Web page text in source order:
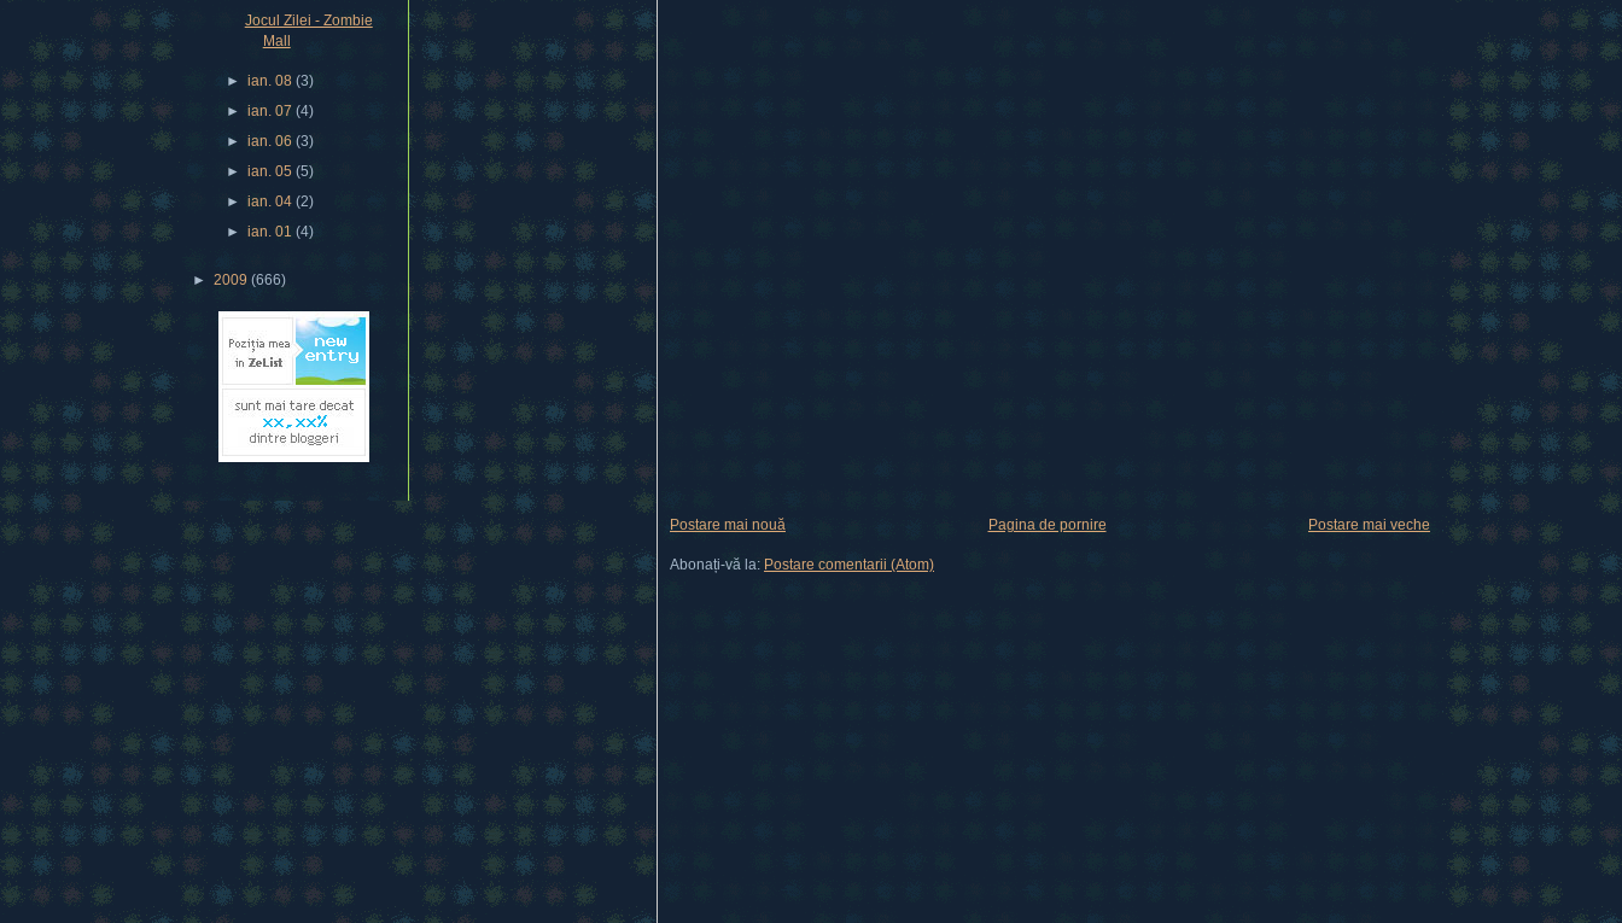
Postare mai nouă Postare mai veche
Pagina de pornire
Abonați-vă la: Postare comentarii (Atom)
Jocul Zilei - Zombie
Mall
►ian. 08(3)
►ian. 07(4)
►ian. 06(3)
►ian. 05(5)
►ian. 04(2)
►ian. 01(4)
► 2009 (666)